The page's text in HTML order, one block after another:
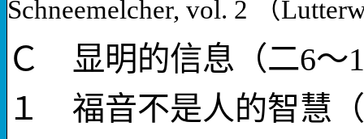
Schneemelcher, vol. 2
（
Ｃ 显明的信息（二6～
１ 福音不是人的智慧